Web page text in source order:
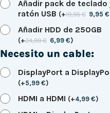
Añadir pack de teclado
ratón USB (+19,95€ 9,95€
Añadir HDD de 250GB
(+24,99€ 6,99€)
Necesito un cable:
DisplayPort a
(+5,99 €)
HDMI a HDMI (+4,99 €)